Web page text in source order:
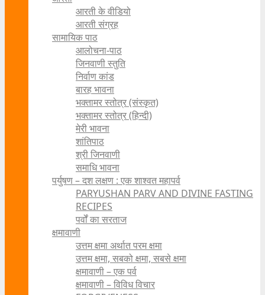
आरती के वीडियो
आरती संग्रह
सामायिक पाठ
आलोचना-पाठ
जिनवाणी स्तुति
निर्वाण कांड
बारह भावना
भक्तामर स्तोत्र (संस्कृत)
भक्तामर स्तोत्र (हिन्दी)
मेरी भावना
शांतिपाठ
श्री जिनवाणी
समाधि भावना
पर्युषण – दश लक्षण : एक शाश्वत महापर्व
PARYUSHAN PARV AND DIVINE FASTING
RECIPES
पर्वों का सरताज
क्षमावाणी
उत्तम क्षमा अर्थात परम क्षमा
उत्तम क्षमा, सबको क्षमा, सबसे क्षमा
क्षमावाणी – एक पर्व
क्षमावाणी – विविध विचार